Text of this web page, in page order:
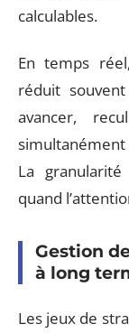
calculables.
En temps
réduit
avancer,
La
quand
Gestion
à long
Les jeux de